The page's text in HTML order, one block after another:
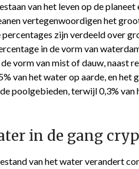
​​van het leven op de
vertegenwoordigen het
zijn verdeeld over
in de vorm van
vorm van mist of dauw, naast
van het water op aarde, en
de poolgebieden, terwijl 0,3%
in de gang
van het water verandert